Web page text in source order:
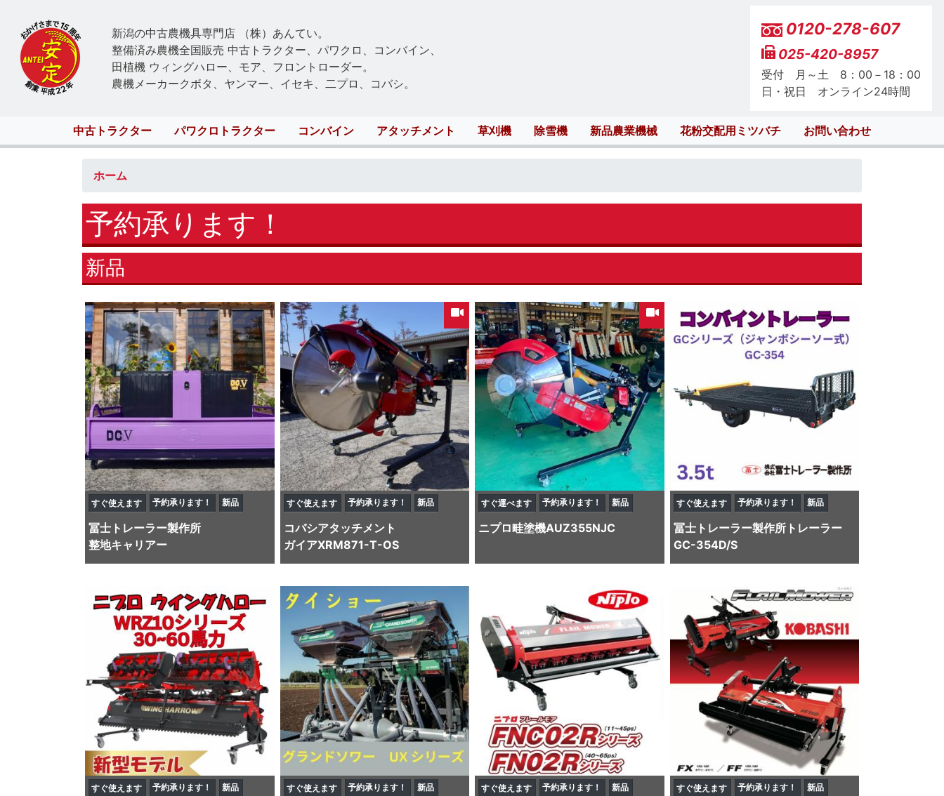
新潟の中古農機具専門店 （株）あんてい。
整備済み農機全国販売 中古トラクター、パワクロ、コンバイン、
田植機 ウィングハロー、モア、フロントローダー。
農機メーカークボタ、ヤンマー、イセキ、二プロ、コバシ。
0120-278-607
025-420-8957
受付 月～土 8：00－18：00
日・祝日 オンライン24時間
Main
navigation
中古トラクター パワクロトラクター コンバイン アタッチメント 草刈機 除雪機 新品農業機械 花粉交配用ミツバチ お問い合わせ
ホーム
予約承ります！
新品
すぐ使えます 予約承ります！ 新品
冨士トレーラー製作所
整地キャリアー
すぐ使えます 予約承ります！ 新品
コバシアタッチメント
ガイアXRM871-T-OS
すぐ運べます 予約承ります！ 新品
ニプロ畦塗機AUZ355NJC
すぐ使えます 予約承ります！ 新品
冨士トレーラー製作所トレーラー
GC-354D/S
すぐ使えます 予約承ります！ 新品 すぐ使えます 予約承ります！
新品
すぐ使えます 予約承ります！
新品
すぐ使えます 予約承ります！
新品